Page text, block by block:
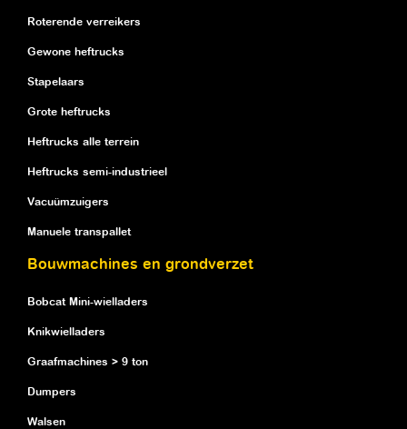
Roterende verreikers
Gewone heftrucks
Stapelaars
Grote heftrucks
Heftrucks alle terrein
Heftrucks semi-industrieel
Vacuümzuigers
Manuele transpallet
Bouwmachines en grondverzet
Bobcat Mini-wielladers
Knikwielladers
Graafmachines > 9 ton
Dumpers
Walsen